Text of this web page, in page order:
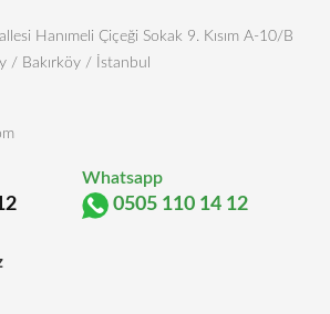
Hanımeli Çiçeği Sokak 9. Kısım A-10/B
/ Bakırköy / İstanbul
Whatsapp
0505 110 14 12